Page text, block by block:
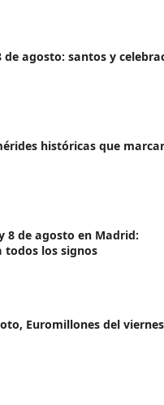
agosto: santos y
históricas que
8 de agosto en Madrid:
todos los signos
Euromillones del